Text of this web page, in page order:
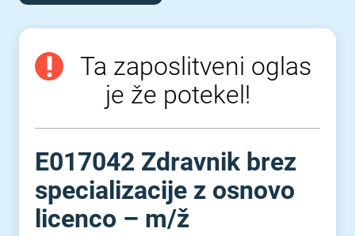
Ta zaposlitveni oglas
je že potekel!
E017042 Zdravnik brez
specializacije z osnovo
licenco – m⁠/⁠ž